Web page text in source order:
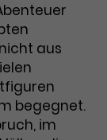
die
Die
in
der sie
und
aus
begegnet.
im